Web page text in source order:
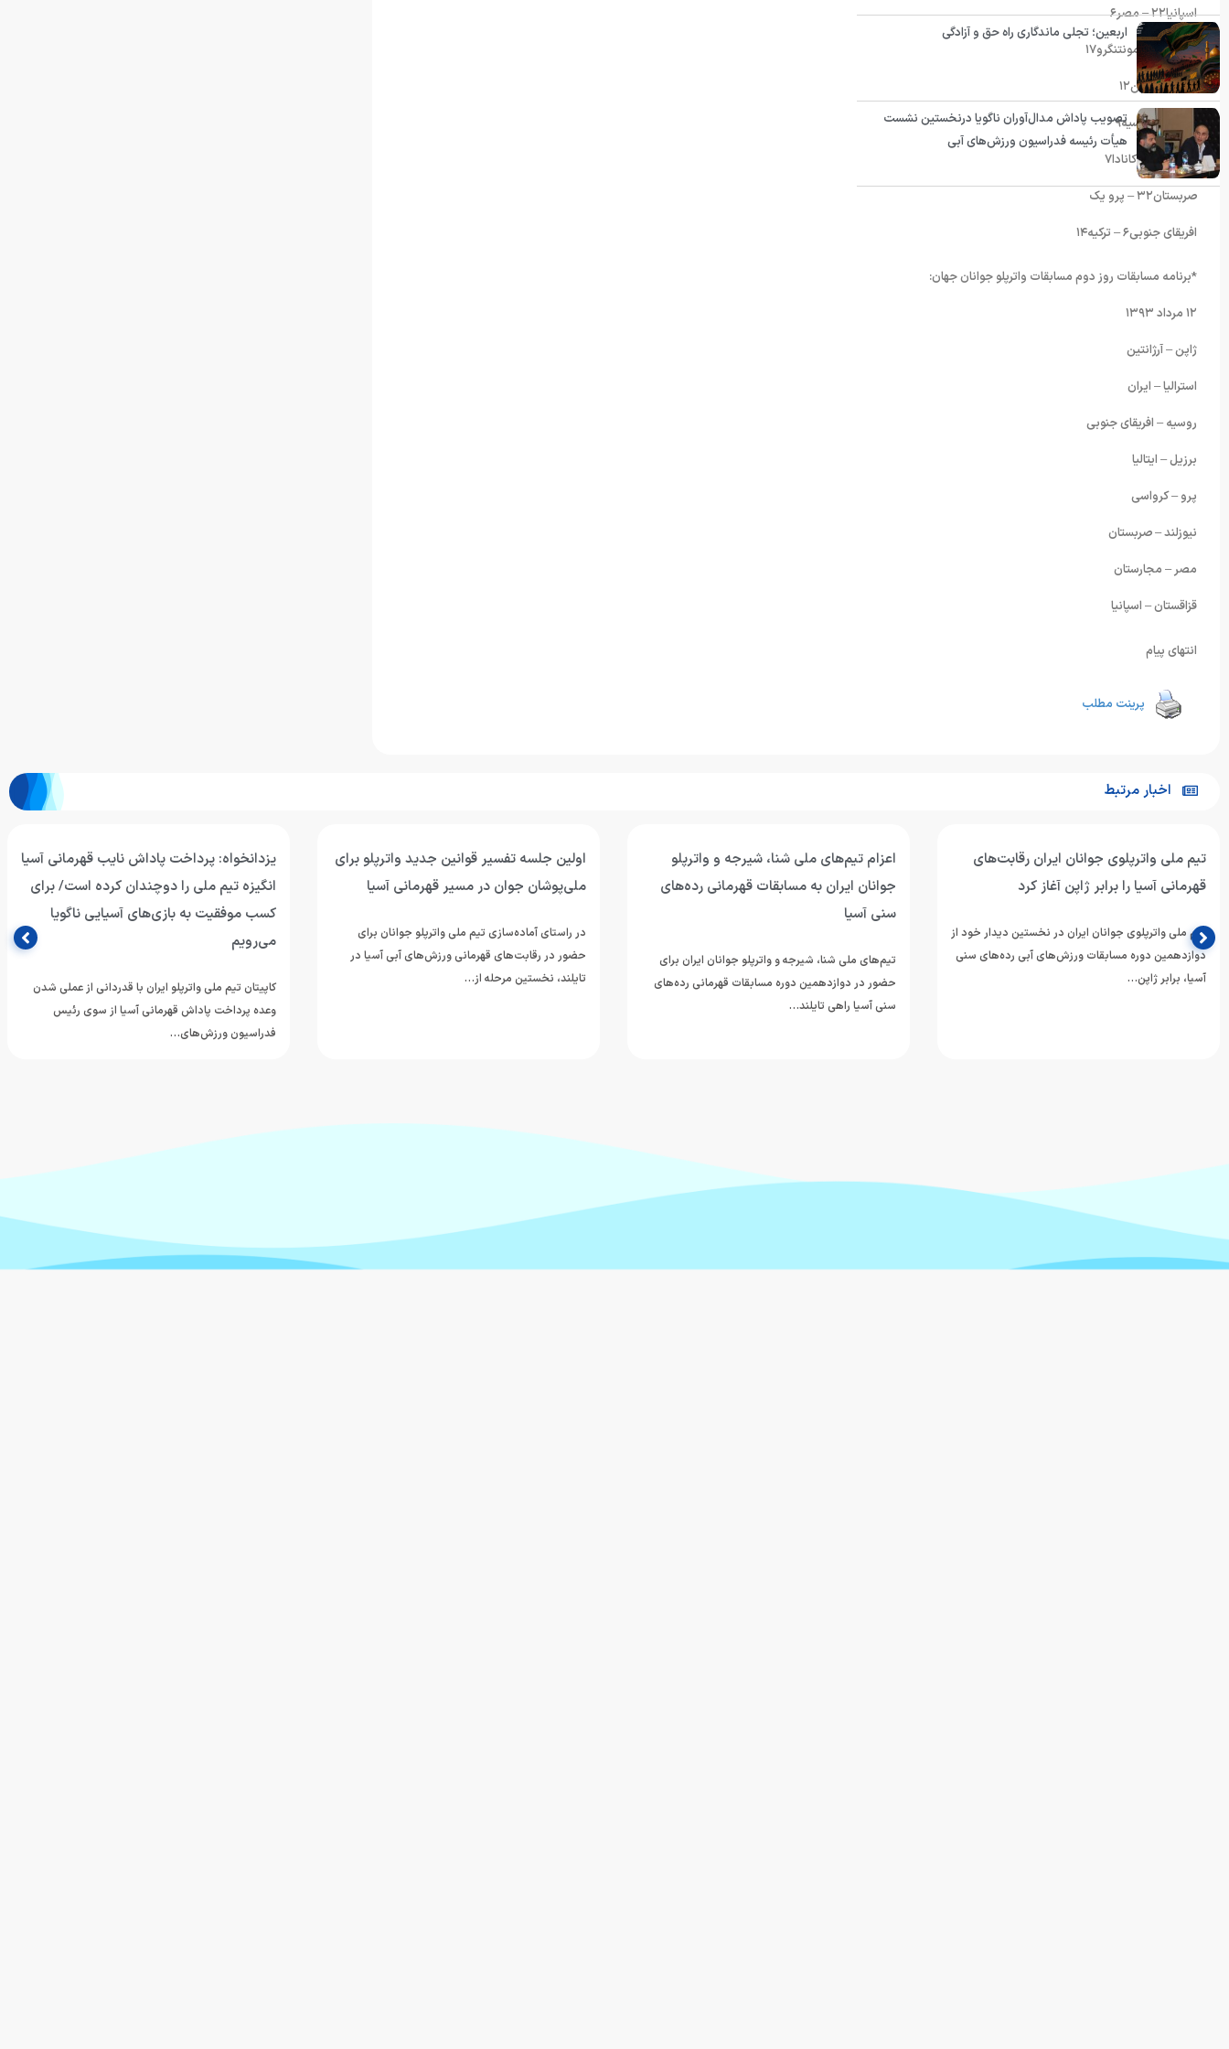
اسپانیا٢٢ – مصر۶
آرژانتین۳ – مونتنگرو۱۷
ایران٣ – ژاپن١٢
ایتالیا٧ – روسیه٩
کرواسی١٢ – کانادا٧
صربستان٣٢ – پرو یک
افریقای جنوبی۶ – ترکیه١۴
*برنامه مسابقات روز دوم مسابقات واترپلو جوانان جهان:
۱۲ مرداد ۱۳۹۳
ژاپن – آرژانتین
استرالیا – ایران
روسیه – افریقای جنوبی
برزیل – ایتالیا
پرو – کرواسی
نیوزلند – صربستان
مصر – مجارستان
قزاقستان – اسپانیا
انتهای پیام
پرینت مطلب
اربعین؛ تجلی ماندگاری راه حق و آزادگی
تصویب پاداش مدال‌آوران ناگویا درنخستین نشست
هیأت رئیسه فدراسیون ورزش‌های آبی
اخبار مرتبط
تیم ملی واترپلوی جوانان ایران رقابت‌های
قهرمانی آسیا را برابر ژاپن آغاز کرد
تیم ملی واترپلوی جوانان ایران در نخستین دیدار خود از
دوازدهمین دوره مسابقات ورزش‌های آبی رده‌های سنی
آسیا، برابر ژاپن…
اعزام تیم‌های ملی شنا، شیرجه و واترپلو
جوانان ایران به مسابقات قهرمانی رده‌های
سنی آسیا
تیم‌های ملی شنا، شیرجه و واترپلو جوانان ایران برای
حضور در دوازدهمین دوره مسابقات قهرمانی رده‌های
سنی آسیا راهی تایلند…
اولین جلسه تفسیر قوانین جدید واترپلو برای
ملی‌پوشان جوان در مسیر قهرمانی آسیا
در راستای آماده‌سازی تیم ملی واترپلو جوانان برای
حضور در رقابت‌های قهرمانی ورزش‌های آبی آسیا در
تایلند، نخستین مرحله از…
یزدانخواه: پرداخت پاداش نایب قهرمانی آسیا
انگیزه تیم ملی را دوچندان کرده است/ برای
کسب موفقیت به بازی‌های آسیایی ناگویا
می‌رویم
کاپیتان تیم ملی واترپلو ایران با قدردانی از عملی شدن
وعده پرداخت پاداش قهرمانی آسیا از سوی رئیس
فدراسیون ورزش‌های…